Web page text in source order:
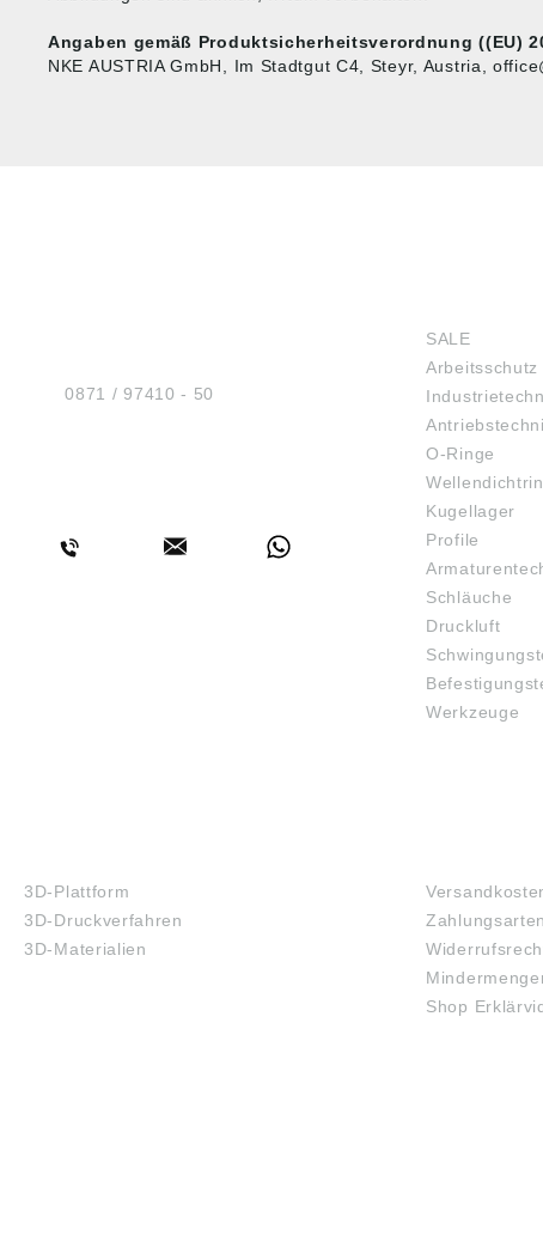
Angaben gemäß Produktsicherheitsverordnung ((EU)
NKE AUSTRIA GmbH, Im Stadtgut C4, Steyr, Austria,
Tel.:0871 / 97410 - 50
SALE
Arbeitsschutz
O-Ringe
Kugellager
Profile
Schläuche
Druckluft
Werkzeuge
3D-Plattform
3D-Druckverfahren
3D-Materialien
Zahlungsarten
Shop